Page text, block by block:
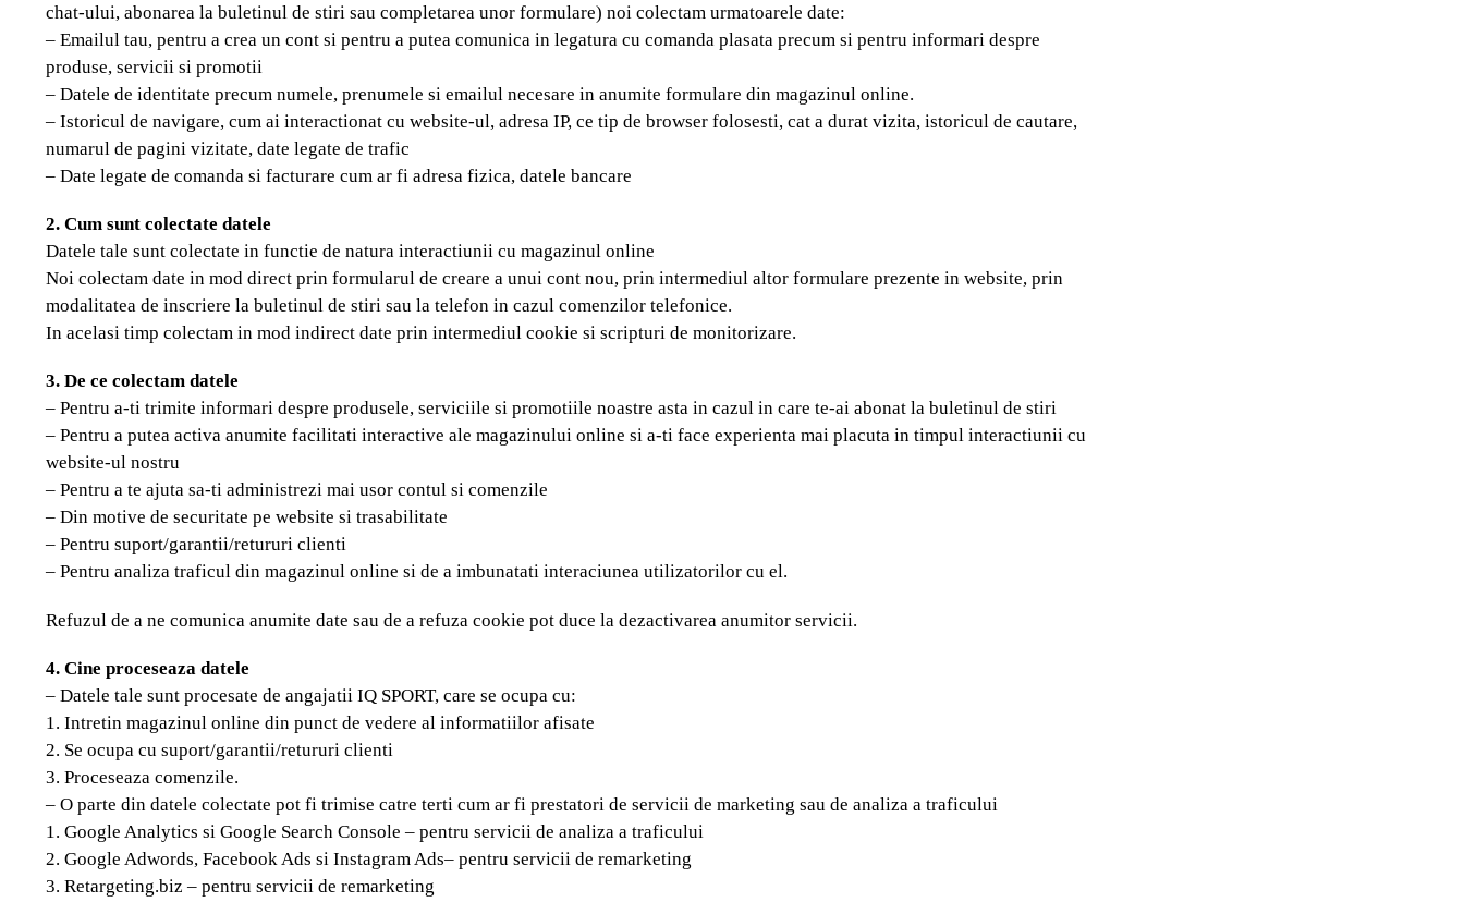
chat-ului, abonarea la buletinul de stiri sau completarea unor formulare) noi colectam urmatoarele date:
– Emailul tau, pentru a crea un cont si pentru a putea comunica in legatura cu comanda plasata precum si pentru informari despre
produse, servicii si promotii
– Datele de identitate precum numele, prenumele si emailul necesare in anumite formulare din magazinul online.
– Istoricul de navigare, cum ai interactionat cu website-ul, adresa IP, ce tip de browser folosesti, cat a durat vizita, istoricul de cautare,
numarul de pagini vizitate, date legate de trafic
– Date legate de comanda si facturare cum ar fi adresa fizica, datele bancare
2. Cum sunt colectate datele
Datele tale sunt colectate in functie de natura interactiunii cu magazinul online
Noi colectam date in mod direct prin formularul de creare a unui cont nou, prin intermediul altor formulare prezente in website, prin
modalitatea de inscriere la buletinul de stiri sau la telefon in cazul comenzilor telefonice.
In acelasi timp colectam in mod indirect date prin intermediul cookie si scripturi de monitorizare.
3. De ce colectam datele
– Pentru a-ti trimite informari despre produsele, serviciile si promotiile noastre asta in cazul in care te-ai abonat la buletinul de stiri
– Pentru a putea activa anumite facilitati interactive ale magazinului online si a-ti face experienta mai placuta in timpul interactiunii cu
website-ul nostru
– Pentru a te ajuta sa-ti administrezi mai usor contul si comenzile
– Din motive de securitate pe website si trasabilitate
– Pentru suport/garantii/retururi clienti
– Pentru analiza traficul din magazinul online si de a imbunatati interaciunea utilizatorilor cu el.
Refuzul de a ne comunica anumite date sau de a refuza cookie pot duce la dezactivarea anumitor servicii.
4. Cine proceseaza datele
– Datele tale sunt procesate de angajatii IQ SPORT, care se ocupa cu:
1. Intretin magazinul online din punct de vedere al informatiilor afisate
2. Se ocupa cu suport/garantii/retururi clienti
3. Proceseaza comenzile.
– O parte din datele colectate pot fi trimise catre terti cum ar fi prestatori de servicii de marketing sau de analiza a traficului
1. Google Analytics si Google Search Console – pentru servicii de analiza a traficului
2. Google Adwords, Facebook Ads si Instagram Ads– pentru servicii de remarketing
3. Retargeting.biz – pentru servicii de remarketing